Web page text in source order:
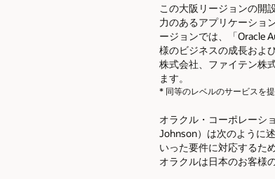
この大阪リージョンの開
力のあるアプリケーショ
ージョンでは、「Oracle
様のビジネスの成長およ
株式会社、ファイテン株
ます。
* 同等のレベルのサービスを
オラクル・コーポレーシ
Johnson）は次のように
いった要件に対応するた
オラクルは日本のお客様